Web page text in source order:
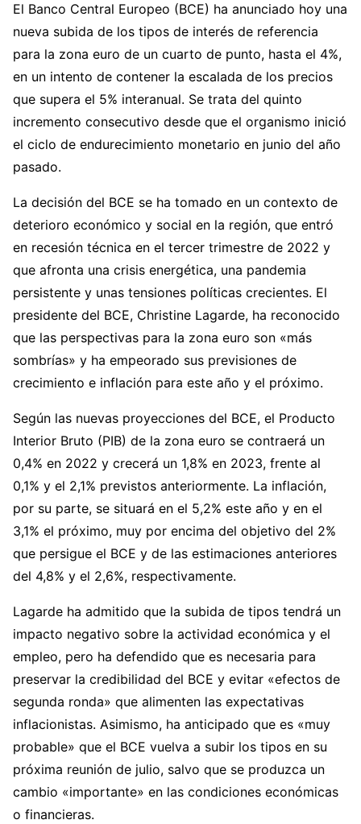
El Banco Central Europeo (BCE) ha anunciado hoy una
nueva subida de los tipos de interés de referencia
para la zona euro de un cuarto de punto, hasta el 4%,
en un intento de contener la escalada de los precios
que supera el 5% interanual. Se trata del quinto
incremento consecutivo desde que el organismo inició
el ciclo de endurecimiento monetario en junio del año
pasado.
La decisión del BCE se ha tomado en un contexto de
deterioro económico y social en la región, que entró
en recesión técnica en el tercer trimestre de 2022 y
que afronta una crisis energética, una pandemia
persistente y unas tensiones políticas crecientes. El
presidente del BCE, Christine Lagarde, ha reconocido
que las perspectivas para la zona euro son «más
sombrías» y ha empeorado sus previsiones de
crecimiento e inflación para este año y el próximo.
Según las nuevas proyecciones del BCE, el Producto
Interior Bruto (PIB) de la zona euro se contraerá un
0,4% en 2022 y crecerá un 1,8% en 2023, frente al
0,1% y el 2,1% previstos anteriormente. La inflación,
por su parte, se situará en el 5,2% este año y en el
3,1% el próximo, muy por encima del objetivo del 2%
que persigue el BCE y de las estimaciones anteriores
del 4,8% y el 2,6%, respectivamente.
Lagarde ha admitido que la subida de tipos tendrá un
impacto negativo sobre la actividad económica y el
empleo, pero ha defendido que es necesaria para
preservar la credibilidad del BCE y evitar «efectos de
segunda ronda» que alimenten las expectativas
inflacionistas. Asimismo, ha anticipado que es «muy
probable» que el BCE vuelva a subir los tipos en su
próxima reunión de julio, salvo que se produzca un
cambio «importante» en las condiciones económicas
o financieras.